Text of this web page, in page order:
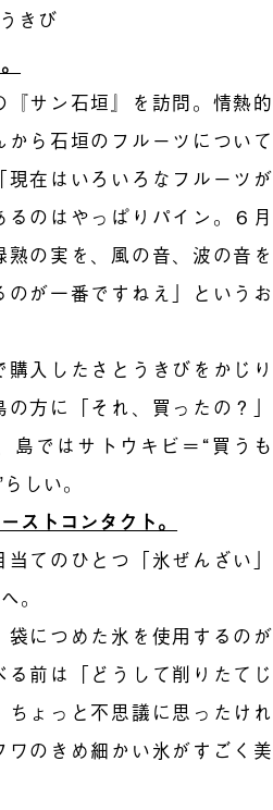
サン石垣』を訪問。情熱的
ら石垣のフルーツについて
現在はいろいろなフルーツが
のはやっぱりパイン。６月
の実を、風の音、波の音を
が一番ですねえ」というお
入したさとうきびをかじり
方に「それ、買ったの？」
島ではサトウキビ＝“買うも
しい。
ストコンタクト。
てのひとつ「氷ぜんざい」
。
につめた氷を使用するのが
前は「どうして削りたてじ
ょっと不思議に思ったけれ
のきめ細かい氷がすごく美